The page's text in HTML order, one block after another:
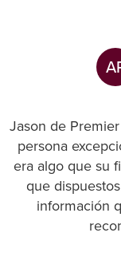
Jason de
persona
era algo que su
que
información